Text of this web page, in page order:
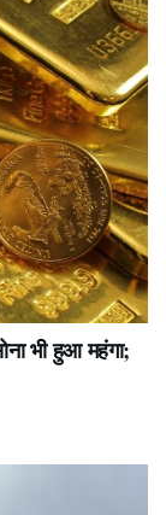
भी हुआ महंगा;